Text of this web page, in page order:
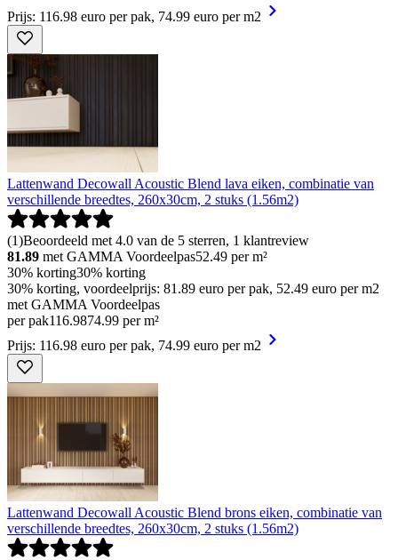
Prijs: 116.98 euro per pak, 74.99 euro per m2
Lattenwand Decowall Acoustic Blend lava eiken, combinatie van
verschillende breedtes, 260x30cm, 2 stuks (1.56m2)
(1)Beoordeeld met 4.0 van de 5 sterren, 1 klantreview
81.89 met GAMMA Voordeelpas52.49 per m²
30% korting30% korting
30% korting, voordeelprijs: 81.89 euro per pak, 52.49 euro per m2
met GAMMA Voordeelpas
per pak116.9874.99 per m²
Prijs: 116.98 euro per pak, 74.99 euro per m2
Lattenwand Decowall Acoustic Blend brons eiken, combinatie van
verschillende breedtes, 260x30cm, 2 stuks (1.56m2)